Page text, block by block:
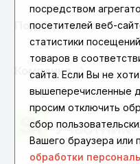
Поддержка
Компания
посредством
посетителей веб-
статистики
товаров в
сайта. Если Вы не
вышеперечисленные
просим отключить
сбор
Вашего браузера или
обработки